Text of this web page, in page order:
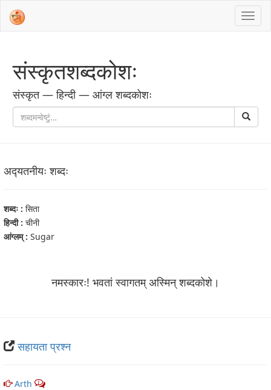
संस्‍कृतशब्‍दकोशः
संस्‍कृत — हिन्दी — आंग्ल शब्‍दकोशः
अद्‍यतनीयः शब्‍दः
शब्‍दः : सिता
हिन्दी : चीनी
आंग्‍लम् : Sugar
नमस्कारः! भवतां स्वागतम् अस्मिन् शब्‍दकोशे।
सहायता प्रश्न
Arth 1